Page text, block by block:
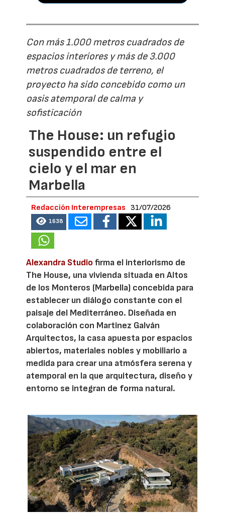
Con más 1.000 metros cuadrados de
espacios interiores y más de 3.000
metros cuadrados de terreno, el
proyecto ha sido concebido como un
oasis atemporal de calma y
sofisticación
The House: un refugio
suspendido entre el
cielo y el mar en
Marbella
Redacción Interempresas 31/07/2026
1638
Alexandra Studio firma el interiorismo de
The House, una vivienda situada en Altos
de los Monteros (Marbella) concebida para
establecer un diálogo constante con el
paisaje del Mediterráneo. Diseñada en
colaboración con Martinez Galván
Arquitectos, la casa apuesta por espacios
abiertos, materiales nobles y mobiliario a
medida para crear una atmósfera serena y
atemporal en la que arquitectura, diseño y
entorno se integran de forma natural.